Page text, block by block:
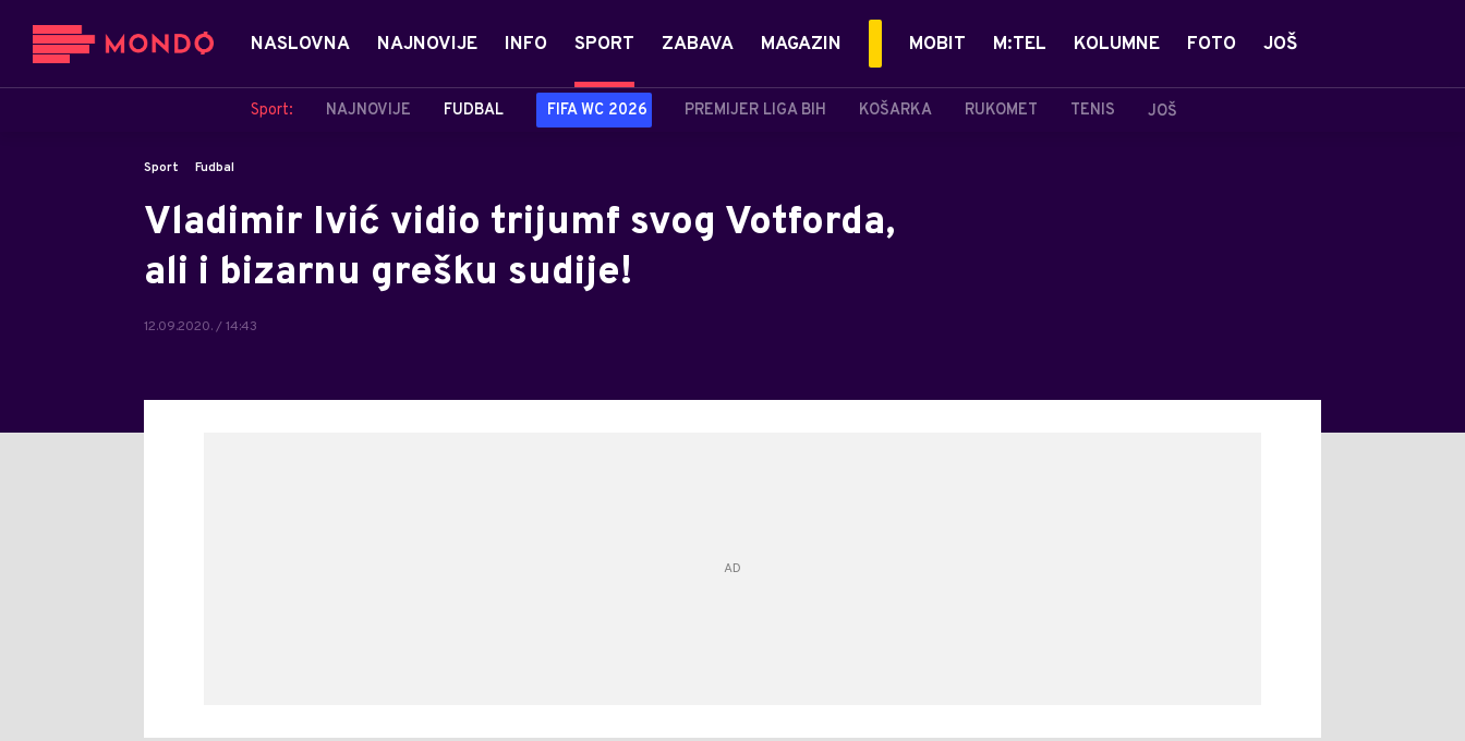
NASLOVNA NAJNOVIJE INFO SPORT
Sport: NAJNOVIJE FUDBAL FIFA WC 2026 PREMIJER LIGA BIH KOŠARKA RUKOMET TENIS JOŠ
ZABAVA MAGAZIN MOBIT M:TEL KOLUMNE FOTO JOŠ
Sport Fudbal
Vladimir Ivić vidio trijumf svog Votforda,
ali i bizarnu grešku sudije!
12.09.2020. / 14:43